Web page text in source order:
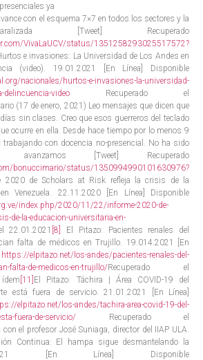
ya
con el esquema 7×7 en todos los sectores y la
[Tweet] Recuperado
VivaLaUCV/status/1351258293025517572?
e invasiones: La Universidad de Los Andes en
(video). 19.01.2021 [En Línea] Disponible
nacionales/hurtos-e-invasiones-la-universidad-
delincuencia-video Recuperado el
(17 de enero, 2021) Leo mensajes que dicen que
sin clases. Creo que esos guerreros del teclado
ocurre en ella. Desde hace tiempo por lo menos 9
con docencia no-presencial. No ha sido
[Tweet] Recuperado
bonuccimario/status/1350994990101630976?
2020 de Scholars at Risk refleja la crisis de la
Venezuela. 22.11.2020 [En Línea] Disponible
index.php/2020/11/22/informe-2020-de-
de-la-educacion-universitaria-en-
22.01.2021 [8]
El Pitazo: Pacientes renales del
falta de médicos en Trujillo. 19.014.2021 [En
https://elpitazo.net/los-andes/pacientes-renales-del-
falta-de-medicos-en-trujillo/Recuperado el
ídem [11] El Pitazo: Táchira | Área COVID-19 del
está fuera de servicio. 21.01.2021 [En Línea]
elpitazo.net/los-andes/tachira-area-covid-19-del-
fuera-de-servicio/ Recuperado el
con el profesor José Suniaga, director del IIAP ULA.
Continua: El hampa sigue desmantelando la
[En Línea] Disponible